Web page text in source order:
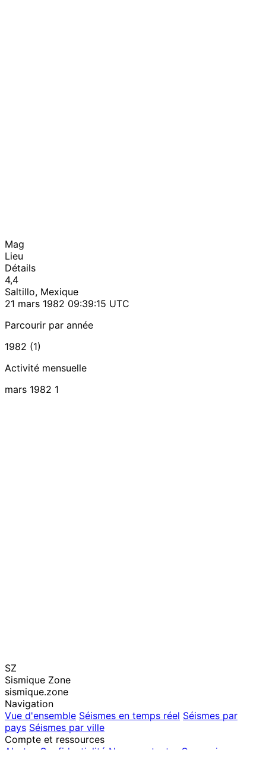
Mag
Lieu
Détails
4,4
Saltillo, Mexique
21 mars 1982 09:39:15 UTC
Parcourir par année
1982 (1)
Activité mensuelle
mars 1982 1
SZ
Sismique Zone
sismique.zone
Navigation
Vue d'ensemble Séismes en temps réel Séismes par
pays Séismes par ville
Compte et ressources
Alertes
Confidentialité Nous contacter Connexion